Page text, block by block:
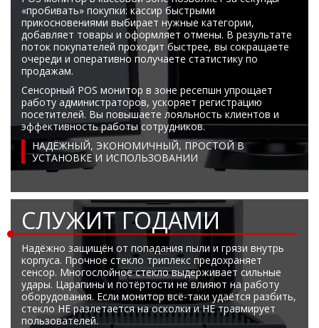
диагональю до 55
дюймов
Промышленные
мониторы для
жестового
управления
Промышленные
мониторы для
монтажа на стену
Боковые
«пробивать» покупки: кассир быстрыми
прикосновениями выбирает нужные категории,
добавляет товары и оформляет отмены. В результате
поток покупателей проходит быстрее, вы сокращаете
очереди и оперативно получаете статистику по
продажам.
Сенсорный POS монитор в зоне ресепшн упрощает
работу администраторов, ускоряет регистрацию
посетителей. Вы повышаете лояльность клиентов и
эффективность работы сотрудников.
НАДЁЖНЫЙ, ЭКОНОМИЧНЫЙ, ПРОСТОЙ В
УСТАНОВКЕ И ИСПОЛЬЗОВАНИИ
СЛУЖИТ ГОДАМИ
Надёжно защищён от попадания пыли и грязи внутрь
корпуса. Прочное стекло триплекс предохраняет
сенсор. Многослойное стекло выдерживает сильные
удары. Царапины и потёртости не влияют на работу
оборудования. Если монитор всё-таки удаётся разбить,
стекло НЕ разлетается на осколки и НЕ травмирует
пользователей.